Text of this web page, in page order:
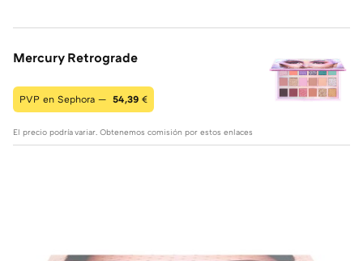
Mercury Retrograde
PVP en Sephora — 54,39 €
El precio podría variar. Obtenemos comisión por estos enlaces